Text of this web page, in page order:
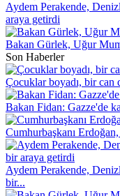
Aydem Perakende,
araya getirdi
Bakan Gürlek, Uğur
Son Haberler
Çocuklar boyadı, bir can
Bakan Fidan: Gazze'de
Cumhurbaşkanı
Aydem Perakende,
bir...